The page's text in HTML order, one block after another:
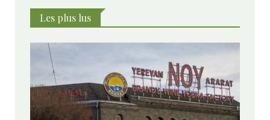
l’instabilité régionale pourrait entraver sa mise en
œuvre.
Les plus lus